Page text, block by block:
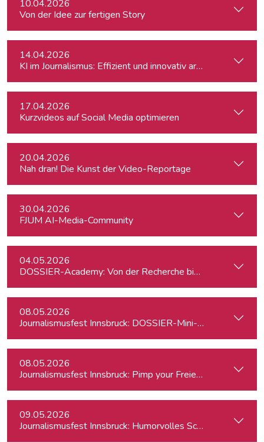
10.04.2026
Von der Idee zur fertigen Story
14.04.2026
KI im Journalismus: Effizient und innovativ arbeiten
17.04.2026
Kurzvideos auf Social Media optimieren
20.04.2026
Nah dran! Die Kunst der Video-Reportage
30.04.2026
FJUM AI-Media-Community
04.05.2026
DOSSIER-Academy: Von der Recherche bis zur
08.05.2026
Journalismusfest Innsbruck: DOSSIER-Mini-Academy
08.05.2026
Journalismusfest Innsbruck: Pimp your Freiendasein
09.05.2026
Journalismusfest Innsbruck: Humorvolles Schreiben